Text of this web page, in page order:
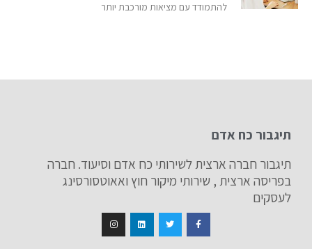
להתמודד עם מציאות מורכבת יותר
תיגבור כח אדם
תיגבור חברה ארצית לשירותי כח אדם וסיעוד. חברה
בפריסה ארצית , שירותי מיקור חוץ ואאוטסורסינג
לעסקים